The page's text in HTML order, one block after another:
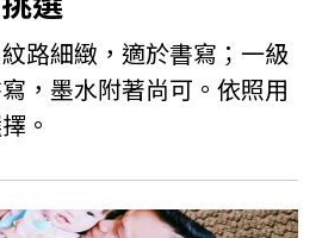
路細緻，適於書寫；一級
，墨水附著尚可。依照用
。